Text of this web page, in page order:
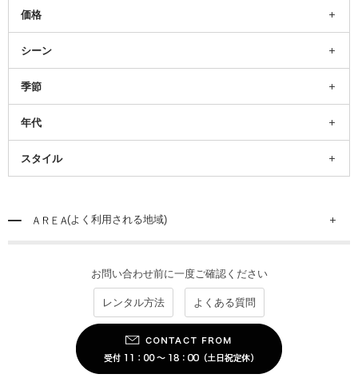
価格
シーン
季節
年代
スタイル
(よく利用される地域)
お問い合わせ前に一度ご確認ください
レンタル方法 よくある質問